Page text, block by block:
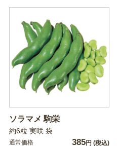
ソラマメ 駒栄
約6粒 実咲 袋
通常価格 385円 (税込)